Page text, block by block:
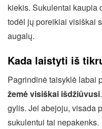
kiekis. Sukulentai kaupia
todėl jų poreikiai visiškai
augalų.
Kada laistyti iš
Pagrindinė taisyklė labai
žemė visiškai išdžiūvusi
gylis. Jei abejoju, visada
sukulentui tai nepakenks.